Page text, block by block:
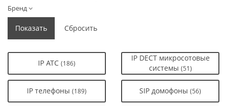
Бренд
IP АТС (186)
IP DECT микросотовые
системы (51)
IP телефоны (189) SIP домофоны (56)